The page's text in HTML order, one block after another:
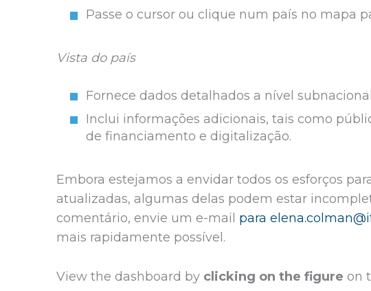
Passe o cursor ou clique num país no mapa
Vista do país
Fornece dados detalhados a nível
Inclui informações adicionais, tais como
de financiamento e digitalização.
Embora estejamos a envidar todos os esforços
atualizadas, algumas delas podem estar
comentário, envie um e-mail para
mais rapidamente possível.
View the dashboard by clicking on the figure on